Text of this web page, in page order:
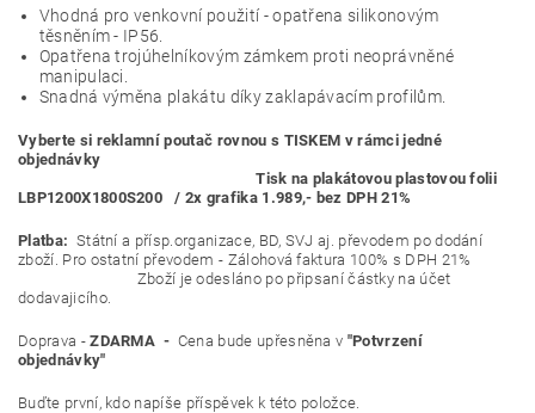
Vhodná pro venkovní použití - opatřena silikonovým
těsněním - IP56.
Opatřena trojúhelníkovým zámkem proti neoprávněné
manipulaci.
Snadná výměna plakátu díky zaklapávacím profilům.
Vyberte si reklamní poutač rovnou s TISKEM v rámci jedné
objednávky
Tisk na plakátovou plastovou folii
LBP1200X1800S200 / 2x grafika 1.989,- bez DPH 21%
Platba: Státní a přísp.organizace, BD, SVJ aj. převodem po dodání
zboží. Pro ostatní převodem - Zálohová faktura 100% s DPH 21%
Zboží je odesláno po připsaní částky na účet
dodavajicího.
Doprava -ZDARMA - Cena bude upřesněna v "Potvrzení
objednávky"
Buďte první, kdo napíše příspěvek k této položce.